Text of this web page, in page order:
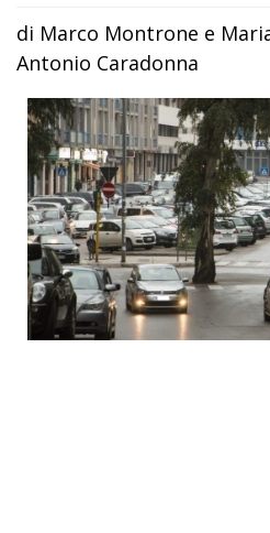
di Marco Montrone e
Antonio Caradonna